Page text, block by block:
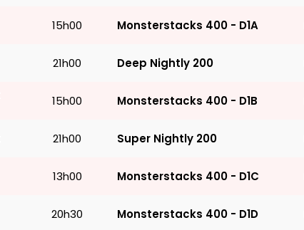
15h00 Monsterstacks 400 - D1A
21h00 Deep Nightly 200
15h00 Monsterstacks 400 - D1B
21h00 Super Nightly 200
13h00 Monsterstacks 400 - D1C
20h30 Monsterstacks 400 - D1D